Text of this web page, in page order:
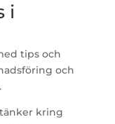
i
tips och
och
kring